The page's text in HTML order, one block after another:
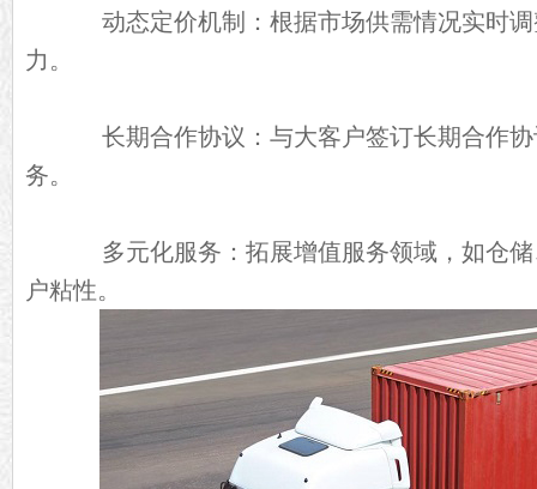
动态定价机制：根据市场供需情况实时调
力。
长期合作协议：与大客户签订长期合作协
务。
多元化服务：拓展增值服务领域，如仓储
户粘性。